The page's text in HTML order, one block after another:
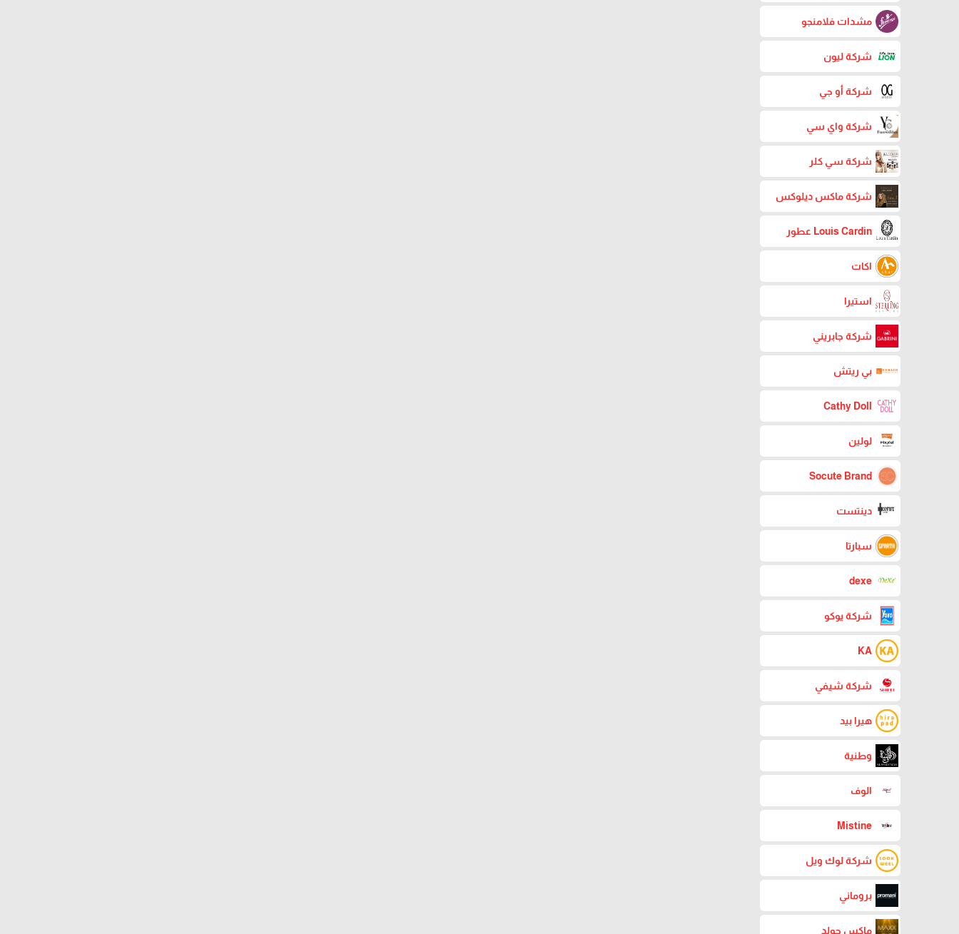
مشدات فلامنجو
شركة ليون
شركة أو جي
شركة واي سي
شركة سي كلر
شركة ماكس ديلوكس
Louis Cardin عطور
اكات
استيرا
شركة جابريني
بي ريتش
Cathy Doll
لولين
Socute Brand
دينتست
سبارتا
dexe
شركة يوكو
KA
شركة شيفي
هيرا بيد
وطنية
الوف
Mistine
شركة لوك ويل
بروماني
ماكس جولد